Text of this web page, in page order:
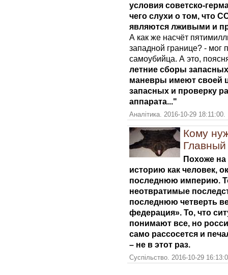
условия советско-
чего слухи о том, что
являются лживыми и
А как же насчёт
западной границе? - мог
самоубийца. А это,
летние сборы
маневры имеют своей
запасных и проверку
аппарата..."
Аналітика. 2016-10-29
Кому
Похоже на
историю как человек,
последнюю империю.
неотвратимые
последнюю четверть
федерация». То, что
понимают все, но
само рассосется и
– не в этот раз.
Суспільство. 2016-10-29